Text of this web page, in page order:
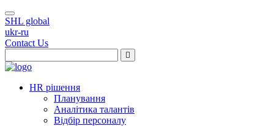
SHL global
ukr-ru
Contact Us
HR рішення
Планування
Аналітика талантів
Відбір персоналу